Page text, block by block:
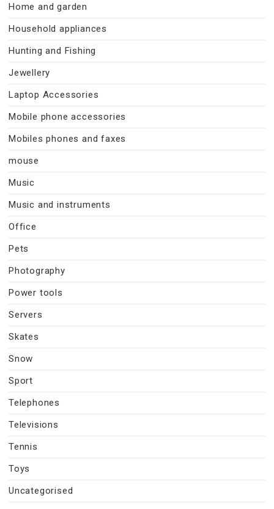
Home and garden
Household appliances
Hunting and Fishing
Jewellery
Laptop Accessories
Mobile phone accessories
Mobiles phones and faxes
mouse
Music
Music and instruments
Office
Pets
Photography
Power tools
Servers
Skates
Snow
Sport
Telephones
Televisions
Tennis
Toys
Uncategorised